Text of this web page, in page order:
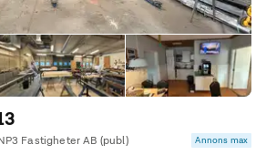
Fastigheter AB (publ) Annons max